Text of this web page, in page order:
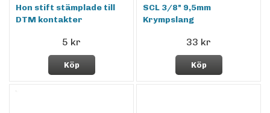
Hon stift stämplade till
DTM kontakter
5 kr
Köp
SCL 3/8" 9,5mm
Krympslang
33 kr
Köp